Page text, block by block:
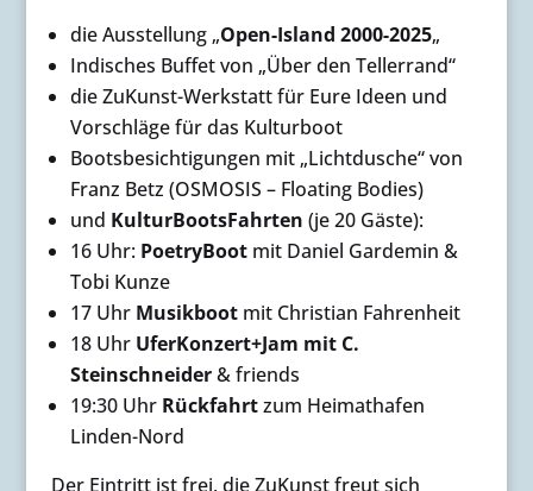
die Ausstellung „Open-Island 2000-2025„
Indisches Buffet von „Über den Tellerrand“
die ZuKunst-Werkstatt für Eure Ideen und
Vorschläge für das Kulturboot
Bootsbesichtigungen mit „Lichtdusche“ von
Franz Betz (OSMOSIS – Floating Bodies)
und KulturBootsFahrten (je 20 Gäste):
16 Uhr: PoetryBootmit Daniel Gardemin &
Tobi Kunze
17 Uhr Musikbootmit Christian Fahrenheit
18 Uhr UferKonzert+Jam mit C.
Steinschneider& friends
19:30 Uhr Rückfahrtzum Heimathafen
Linden-Nord
Der Eintritt ist frei, die ZuKunst freut sich